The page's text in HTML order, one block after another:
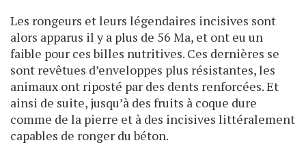
Les rongeurs et leurs légendaires incisives sont
alors apparus il y a plus de 56 Ma, et ont eu un
faible pour ces billes nutritives. Ces dernières se
sont revêtues d’enveloppes plus résistantes, les
animaux ont riposté par des dents renforcées. Et
ainsi de suite, jusqu’à des fruits à coque dure
comme de la pierre et à des incisives littéralement
capables de ronger du béton.